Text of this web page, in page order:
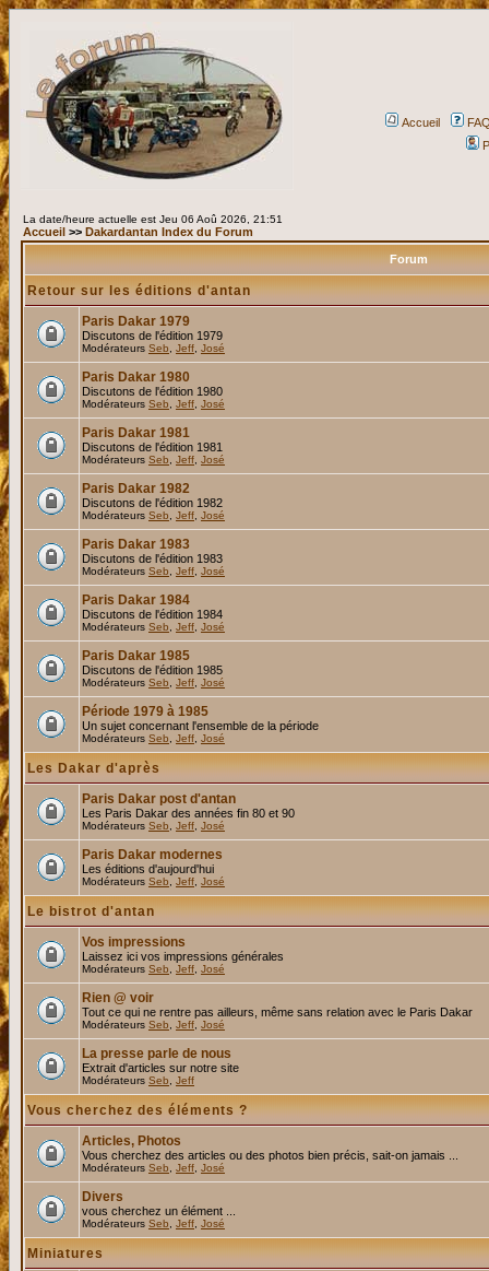
Accueil
La date/heure actuelle est Jeu 06 Aoû 2026, 21:51
Accueil >> Dakardantan Index du Forum
Forum
Retour sur les éditions d'antan
Paris Dakar 1979
Discutons de l'édition 1979
Modérateurs Seb Jeff José
Paris Dakar 1980
Discutons de l'édition 1980
Modérateurs Seb Jeff José
Paris Dakar 1981
Discutons de l'édition 1981
Modérateurs Seb Jeff José
Paris Dakar 1982
Discutons de l'édition 1982
Modérateurs Seb Jeff José
Paris Dakar 1983
Discutons de l'édition 1983
Modérateurs Seb Jeff José
Paris Dakar 1984
Discutons de l'édition 1984
Modérateurs Seb Jeff José
Paris Dakar 1985
Discutons de l'édition 1985
Modérateurs Seb Jeff José
Période 1979 à 1985
Un sujet concernant l'ensemble de la période
Modérateurs Seb Jeff José
Les Dakar d'après
Paris Dakar post d'antan
Les Paris Dakar des années fin 80 et 90
Modérateurs Seb Jeff José
Paris Dakar modernes
Les éditions d'aujourd'hui
Modérateurs Seb Jeff José
Le bistrot d'antan
Vos impressions
Laissez ici vos impressions générales
Modérateurs Seb Jeff José
Rien @ voir
Tout ce qui ne rentre pas ailleurs, même sans relation avec le Paris Dakar
Modérateurs Seb Jeff José
La presse parle de nous
Extrait d'articles sur notre site
Modérateurs Seb Jeff
Vous cherchez des éléments ?
Articles, Photos
Vous cherchez des articles ou des photos bien précis, sait-on jamais ...
Modérateurs Seb Jeff José
Divers
vous cherchez un élément ...
Modérateurs Seb Jeff José
Miniatures